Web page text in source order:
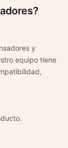
y
equipo tiene